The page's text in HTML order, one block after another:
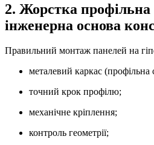
2. Жорстка
інженерна основа
Правильний монтаж панелей на
металевий каркас (профільна
точний крок профілю;
механічне кріплення;
контроль геометрії;